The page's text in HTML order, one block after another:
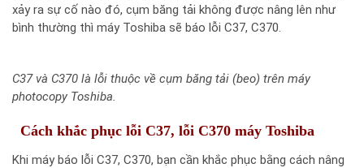
xảy ra sự cố nào đó, cụm băng tải không được nâng lên như
bình thường thì máy Toshiba sẽ báo lỗi C37, C370.
C37 và C370 là lỗi thuộc về cụm băng tải (beo) trên máy
photocopy Toshiba.
Cách khắc phục lỗi C37, lỗi C370 máy Toshiba
Khi máy báo lỗi C37, C370, bạn cần khắc phục bằng cách nâng